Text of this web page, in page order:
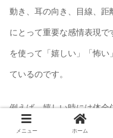
動き、耳の向き、目線、距
にとって重要な感情表現
を使って「嬉しい」「怖い
ているのです。
例えば、嬉しい時には体
く丸くなるなど、犬の感
メニュー ホーム